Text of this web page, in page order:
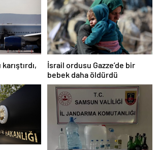
İsrail ordusu Gazze’de bir
bebek daha öldürdü